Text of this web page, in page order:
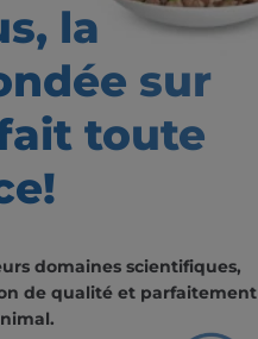
la
sur
toute
domaines scientifiques,
de qualité et parfaitement